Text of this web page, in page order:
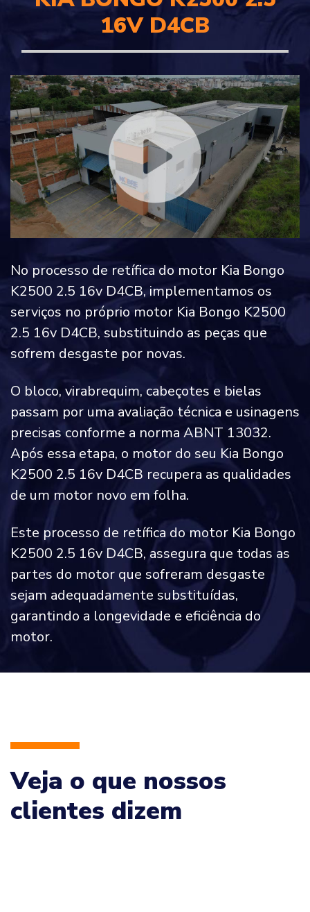
16V D4CB
No processo de retífica do motor Kia Bongo
K2500 2.5 16v D4CB, implementamos os
serviços no próprio motor Kia Bongo K2500
2.5 16v D4CB, substituindo as peças que
sofrem desgaste por novas.
O bloco, virabrequim, cabeçotes e bielas
passam por uma avaliação técnica e usinagens
precisas conforme a norma ABNT 13032.
Após essa etapa, o motor do seu Kia Bongo
K2500 2.5 16v D4CB recupera as qualidades
de um motor novo em folha.
Este processo de retífica do motor Kia Bongo
K2500 2.5 16v D4CB, assegura que todas as
partes do motor que sofreram desgaste
sejam adequadamente substituídas,
garantindo a longevidade e eficiência do
motor.
Veja o que nossos
clientes dizem